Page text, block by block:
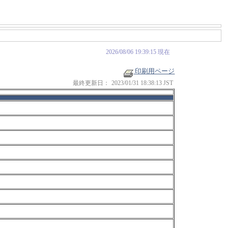
2026/08/06 19:39:15 現在
印刷用ページ
最終更新日： 2023/01/31 18:38:13 JST